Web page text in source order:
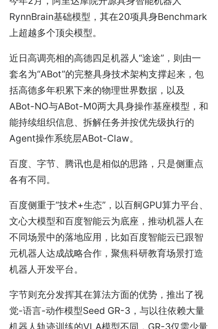
RynnBrain基础模型，其在20项具身Benchmark
上超越多个顶尖模型。
近日高调亮相的高德四足机器人“途途”，则由一
套名为“ABot”的完整具身技术架构支撑起来，包
括高德多年积累下来的物理世界数据，以及
ABot-NO与ABot-M0两大具身操作基座模型，和
能持续组织信息、拆解任务并按优先级执行的
Agent操作系统层ABot-Claw。
百度、字节、腾讯也是相似的思路，只是侧重点
各有不同。
百度侧重于“技术+生态”，以百舸GPU算力平台、
文心大模型和百度智能云为底座，推动机器人在
不同场景中的落地应用，比如百度智能云已跟智
元机器人达成战略合作，聚焦科研教育场景打造
机器人开发平台。
字节则充分发挥其在算法方面的优势，推出了视
觉-语言-动作模型Seed GR-3，与以往依赖大量
机器人轨迹训练的VLA模型不同，GR-3仅需少量